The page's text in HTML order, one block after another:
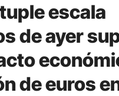
escala
de ayer
de euros